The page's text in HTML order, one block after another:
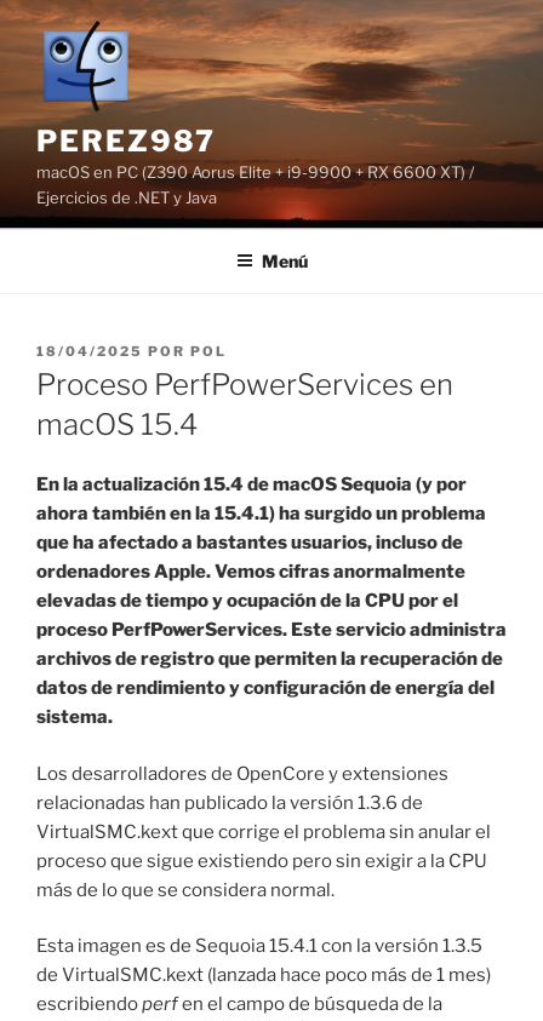
Saltar
contenido
PEREZ987
macOS en PC (Z390 Aorus Elite + i9-9900 + RX 6600 XT) /
Ejercicios de .NET y Java
Menú
PUBLICADO
EL
18/04/2025 POR POL
Proceso PerfPowerServices en
macOS 15.4
En la actualización 15.4 de macOS Sequoia (y por
ahora también en la 15.4.1) ha surgido un problema
que ha afectado a bastantes usuarios, incluso de
ordenadores Apple. Vemos cifras anormalmente
elevadas de tiempo y ocupación de la CPU por el
proceso PerfPowerServices. Este servicio administra
archivos de registro que permiten la recuperación de
datos de rendimiento y configuración de energía del
sistema.
Los desarrolladores de OpenCore y extensiones
relacionadas han publicado la versión 1.3.6 de
VirtualSMC.kext que corrige el problema sin anular el
proceso que sigue existiendo pero sin exigir a la CPU
más de lo que se considera normal.
Esta imagen es de Sequoia 15.4.1 con la versión 1.3.5
de VirtualSMC.kext (lanzada hace poco más de 1 mes)
escribiendoperfen el campo de búsqueda de la